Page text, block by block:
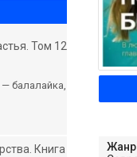
Том 12
балалайка,
Книга